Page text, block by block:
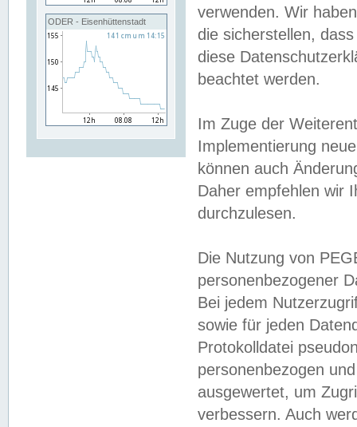
ODER - Eisenhüttenstadt
verwenden. Wir
die sicherstellen,
diese
beachtet werden.
Im Zuge der
Implementierung
können auch
Daher empfehlen wir
durchzulesen.
Die Nutzung von
personenbezogener
Bei jedem
sowie für jeden
Protokolldatei
personenbezogen
ausgewertet, um
verbessern. Auch